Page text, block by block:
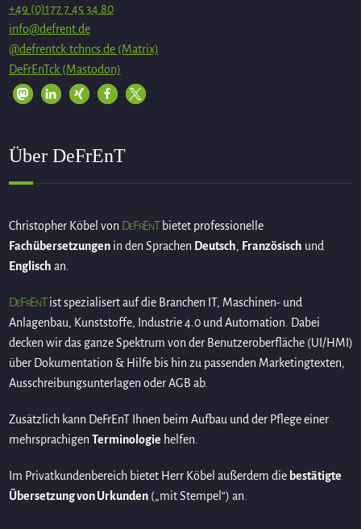
+49 (0)177 7 45 34 80
info@defrent.de
@defrentck:tchncs.de (Matrix)
DeFrEnTck (Mastodon)
Über DeFrEnT
Christopher Köbel von DeFrEnTbietet professionelle
Fachübersetzungenin den Sprachen Deutsch, Französisch und
Englisch an.
DeFrEnTist spezialisert auf die Branchen IT, Maschinen- und
Anlagenbau, Kunststoffe, Industrie 4.0 und Automation. Dabei
decken wir das ganze Spektrum von der Benutzeroberfläche (UI/HMI)
über Dokumentation & Hilfe bis hin zu passenden Marketingtexten,
Ausschreibungsunterlagen oder AGB ab.
Zusätzlich kann DeFrEnT Ihnen beim Aufbau und der Pflege einer
mehrsprachigen Terminologie helfen.
Im Privatkundenbereich bietet Herr Köbel außerdem die bestätigte
Übersetzung von Urkunden(„mit Stempel“) an.